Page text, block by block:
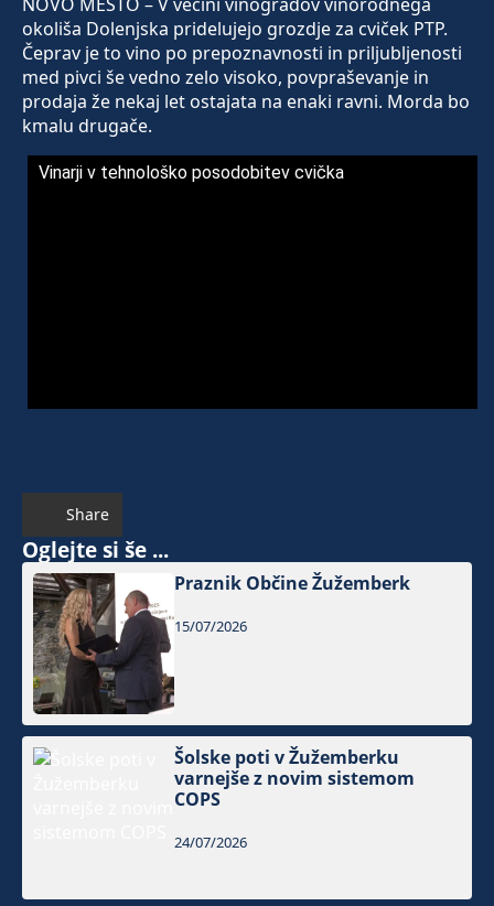
NOVO MESTO – V večini vinogradov vinorodnega
okoliša Dolenjska pridelujejo grozdje za cviček PTP.
Čeprav je to vino po prepoznavnosti in priljubljenosti
med pivci še vedno zelo visoko, povpraševanje in
prodaja že nekaj let ostajata na enaki ravni. Morda bo
kmalu drugače.
Vinarji v tehnološko posodobitev cvička
Share
Oglejte si še ...
Praznik Občine Žužemberk
15/07/2026
Šolske poti v Žužemberku
varnejše z novim sistemom
COPS
24/07/2026